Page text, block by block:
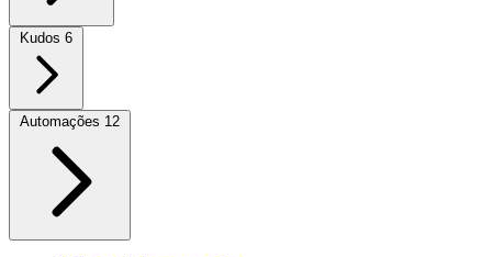
Kudos 6
Automações 12